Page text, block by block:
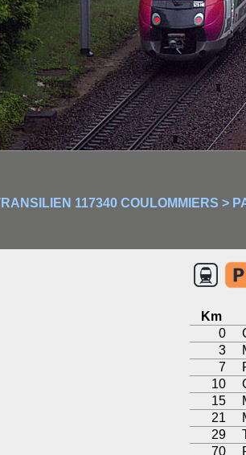
117340 COULOMMIERS >
Km
0
3
7
10
15
21
29
70